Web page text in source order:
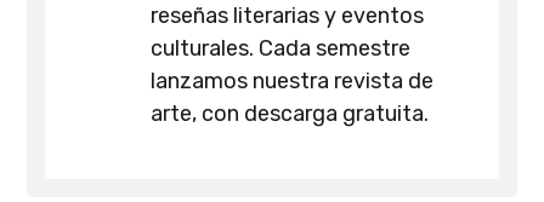
reseñas literarias y eventos
culturales. Cada semestre
lanzamos nuestra revista de
arte, con descarga gratuita.